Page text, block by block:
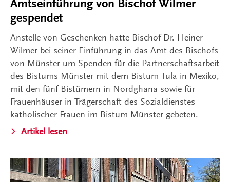
Amtseinführung von Bischof Wilmer
gespendet
Anstelle von Geschenken hatte Bischof Dr. Heiner
Wilmer bei seiner Einführung in das Amt des Bischofs
von Münster um Spenden für die Partnerschaftsarbeit
des Bistums Münster mit dem Bistum Tula in Mexiko,
mit den fünf Bistümern in Nordghana sowie für
Frauenhäuser in Trägerschaft des Sozialdienstes
katholischer Frauen im Bistum Münster gebeten.
Artikel lesen